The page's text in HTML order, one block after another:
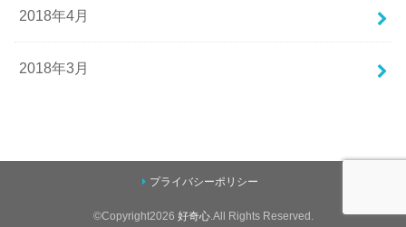
2018年4月
2018年3月
プライバシーポリシー
©Copyright2026 好奇心.All Rights Reserved.